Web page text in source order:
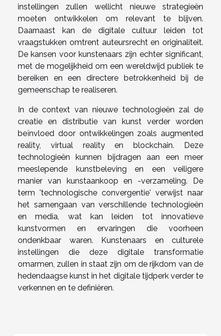
instellingen zullen wellicht nieuwe strategieën
moeten ontwikkelen om relevant te blijven.
Daarnaast kan de digitale cultuur leiden tot
vraagstukken omtrent auteursrecht en originaliteit.
De kansen voor kunstenaars zijn echter significant,
met de mogelijkheid om een wereldwijd publiek te
bereiken en een directere betrokkenheid bij de
gemeenschap te realiseren.
In de context van nieuwe technologieën zal de
creatie en distributie van kunst verder worden
beïnvloed door ontwikkelingen zoals augmented
reality, virtual reality en blockchain. Deze
technologieën kunnen bijdragen aan een meer
meeslepende kunstbeleving en een veiligere
manier van kunstaankoop en -verzameling. De
term 'technologische convergentie' verwijst naar
het samengaan van verschillende technologieën
en media, wat kan leiden tot innovatieve
kunstvormen en ervaringen die voorheen
ondenkbaar waren. Kunstenaars en culturele
instellingen die deze digitale transformatie
omarmen, zullen in staat zijn om de rijkdom van de
hedendaagse kunst in het digitale tijdperk verder te
verkennen en te definiëren.